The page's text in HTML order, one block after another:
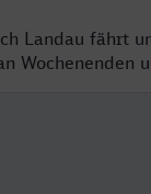
Landau fährt
Wochenenden